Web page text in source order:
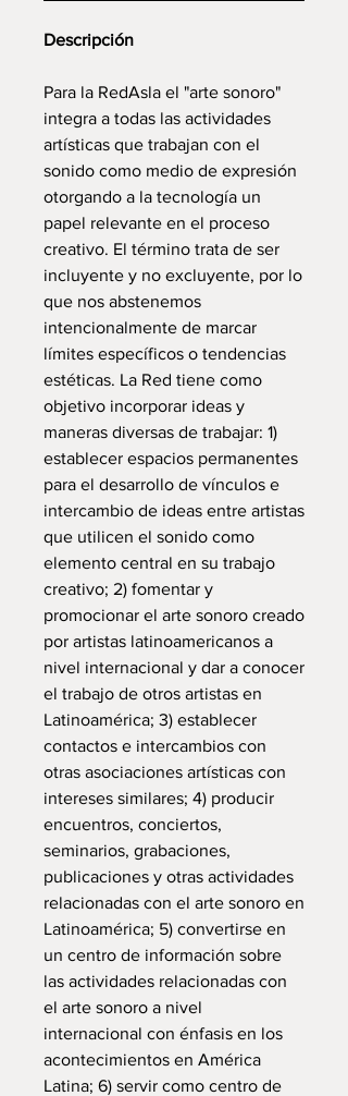
Descripción
Para la RedAsla el "arte sonoro"
integra a todas las actividades
artísticas que trabajan con el
sonido como medio de expresión
otorgando a la tecnología un
papel relevante en el proceso
creativo. El término trata de ser
incluyente y no excluyente, por lo
que nos abstenemos
intencionalmente de marcar
límites específicos o tendencias
estéticas. La Red tiene como
objetivo incorporar ideas y
maneras diversas de trabajar: 1)
establecer espacios permanentes
para el desarrollo de vínculos e
intercambio de ideas entre artistas
que utilicen el sonido como
elemento central en su trabajo
creativo; 2) fomentar y
promocionar el arte sonoro creado
por artistas latinoamericanos a
nivel internacional y dar a conocer
el trabajo de otros artistas en
Latinoamérica; 3) establecer
contactos e intercambios con
otras asociaciones artísticas con
intereses similares; 4) producir
encuentros, conciertos,
seminarios, grabaciones,
publicaciones y otras actividades
relacionadas con el arte sonoro en
Latinoamérica; 5) convertirse en
un centro de información sobre
las actividades relacionadas con
el arte sonoro a nivel
internacional con énfasis en los
acontecimientos en América
Latina; 6) servir como centro de